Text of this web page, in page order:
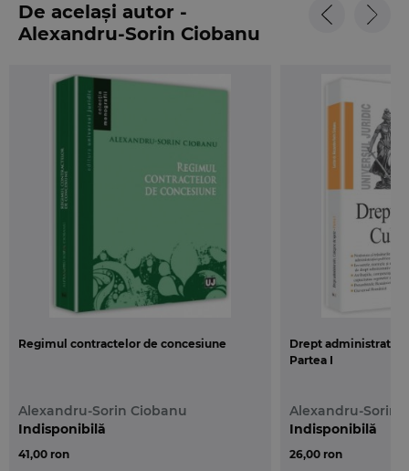
prezentate, in ambele sisteme de drept, atat evolutia istorica
si legislativa a acestora, cat si solutiile jurisprudentiale
relevante. De o importanta deosebita sunt deciziile Consiliului
de Stat francez, care au conturat, de-a lungul timpului, sfera
domeniului public si a principiilor specifice acestuia, dar si
unele orientari ale Consiliului Constitutional. In ceea ce
priveste solutiile adoptate de catre legiuitorul roman, dincolo
de analiza textelor constitutionale se remarca modificarile
aduse Legii nr. 213/1998, odata cu intrarea in vigoare a noului
amintim: originile si cristalizarea notiunii de domeniu public;
efectele si eventualele exceptii; jurisprudenta instantelor
constitutionale, judiciare sau, dupa caz, administrative;
regimul drepturilor reale care afecteaza bunurile domeniale;
De același autor -
Alexandru-Sorin Ciobanu
Regimul contractelor de concesiune
Alexandru-Sorin Ciobanu
41,00 ron
Indisponibilă
Drept administrativ.
Partea I
Alexandru-Sorin
26,00 ron
Indisponibilă